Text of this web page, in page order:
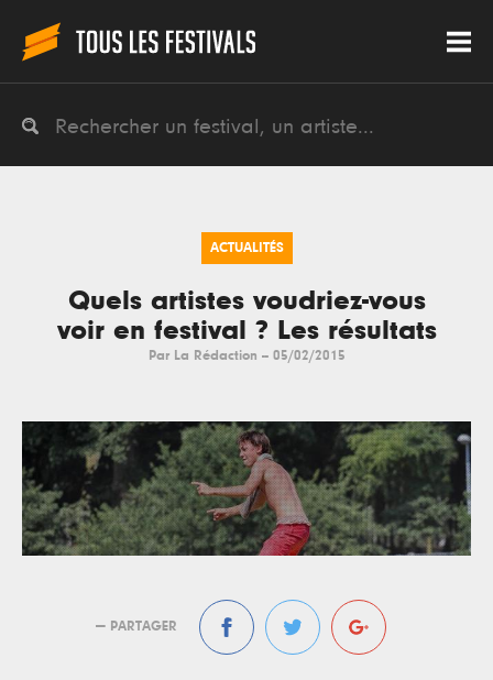
ACTUALITÉS
Quels artistes voudriez-vous
voir en festival ? Les résultats
Par La Rédaction -- 05/02/2015
— PARTAGER